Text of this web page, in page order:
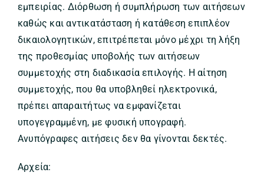
εμπειρίας. Διόρθωση ή συμπλήρωση των αιτήσεων
καθώς και αντικατάσταση ή κατάθεση επιπλέον
δικαιολογητικών, επιτρέπεται μόνο μέχρι τη λήξη
της προθεσμίας υποβολής των αιτήσεων
συμμετοχής στη διαδικασία επιλογής. Η αίτηση
συμμετοχής, που θα υποβληθεί ηλεκτρονικά,
πρέπει απαραιτήτως να εμφανίζεται
υπογεγραμμένη, με φυσική υπογραφή.
Ανυπόγραφες αιτήσεις δεν θα γίνονται δεκτές.
Αρχεία: